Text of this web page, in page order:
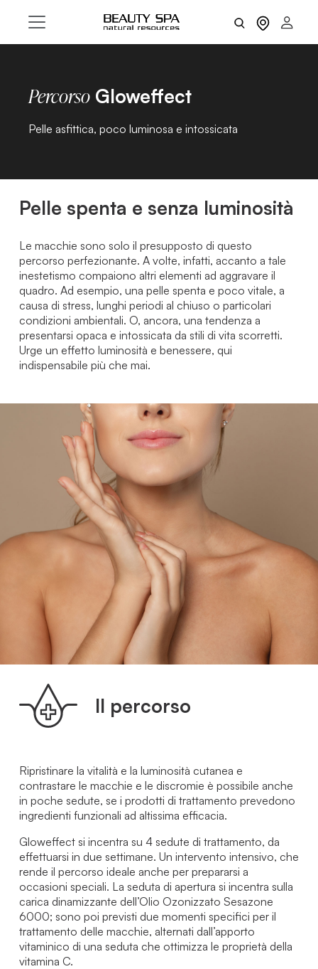
Percorso Gloweffect
Pelle asfittica, poco luminosa e intossicata
Pelle spenta e senza luminosità
Le macchie sono solo il presupposto di questo
percorso perfezionante. A volte, infatti, accanto a tale
inestetismo compaiono altri elementi ad aggravare il
quadro. Ad esempio, una pelle spenta e poco vitale, a
causa di stress, lunghi periodi al chiuso o particolari
condizioni ambientali. O, ancora, una tendenza a
presentarsi opaca e intossicata da stili di vita scorretti.
Urge un effetto luminosità e benessere, qui
indispensabile più che mai.
Il percorso
Ripristinare la vitalità e la luminosità cutanea e
contrastare le macchie e le discromie è possibile anche
in poche sedute, se i prodotti di trattamento prevedono
ingredienti funzionali ad altissima efficacia.
Gloweffect si incentra su 4 sedute di trattamento, da
effettuarsi in due settimane. Un intervento intensivo, che
rende il percorso ideale anche per prepararsi a
occasioni speciali. La seduta di apertura si incentra sulla
carica dinamizzante dell’Olio Ozonizzato Sesazone
6000; sono poi previsti due momenti specifici per il
trattamento delle macchie, alternati dall’apporto
vitaminico di una seduta che ottimizza le proprietà della
vitamina C.